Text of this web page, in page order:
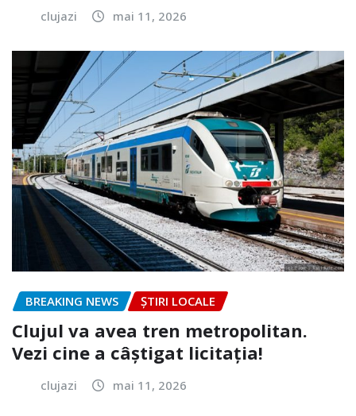
clujazi mai 11, 2026
BREAKING NEWS ȘTIRI LOCALE
Clujul va avea tren metropolitan.
Vezi cine a câștigat licitația!
clujazi mai 11, 2026